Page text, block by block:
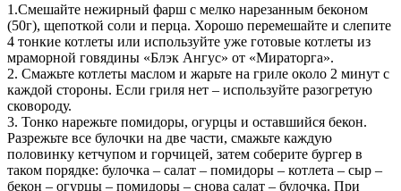
1.Смешайте нежирный фарш с мелко нарезанным беконом
(50г), щепоткой соли и перца. Хорошо перемешайте и слепите
4 тонкие котлеты или используйте уже готовые котлеты из
мраморной говядины «Блэк Ангус» от «Мираторга».
2. Смажьте котлеты маслом и жарьте на гриле около 2 минут с
каждой стороны. Если гриля нет – используйте разогретую
сковороду.
3. Тонко нарежьте помидоры, огурцы и оставшийся бекон.
Разрежьте все булочки на две части, смажьте каждую
половинку кетчупом и горчицей, затем соберите бургер в
таком порядке: булочка – салат – помидоры – котлета – сыр –
бекон – огурцы – помидоры – снова салат – булочка. При